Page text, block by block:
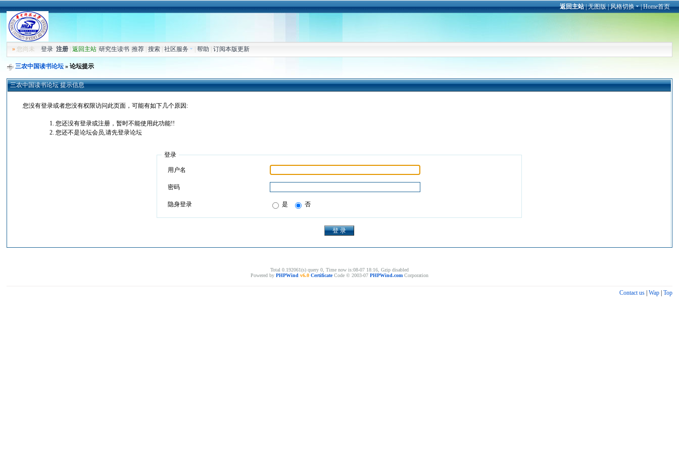
返回主站|无图版|风格切换 |Home首页
» 您尚未登录 注册 |返回主站 |研究生读书 |推荐 |搜索 |社区服务 |帮助 |订阅本版更新
三农中国读书论坛» 论坛提示
三农中国读书论坛 提示信息
您没有登录或者您没有权限访问此页面，可能有如下几个原因:
您还没有登录或注册，暂时不能使用此功能!!
您还不是论坛会员,请先登录论坛
登录
用户名
密码
隐身登录 是 否
Total 0.192061(s) query 0, Time now is:08-07 18:16, Gzip disabled
Powered by PHPWind v6.0 CertificateCode © 2003-07 PHPWind.com Corporation
Contact us| Wap| Top